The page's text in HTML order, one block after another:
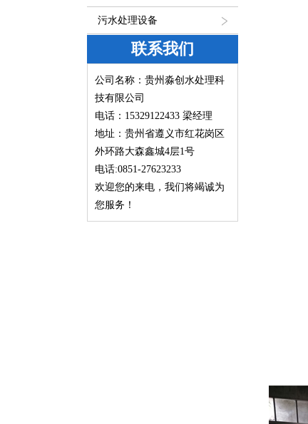
污水处理设备
联系我们
公司名称：贵州淼创水处理科
技有限公司
电话：15329122433 梁经理
地址：贵州省遵义市红花岗区
外环路大森鑫城4层1号
电话:0851-27623233
欢迎您的来电，我们将竭诚为
您服务！